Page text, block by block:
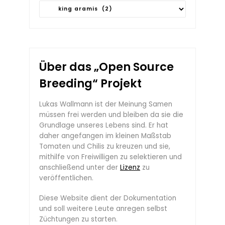
Kategorien
Über das „Open Source
Breeding“ Projekt
Lukas Wallmann ist der Meinung Samen
müssen frei werden und bleiben da sie die
Grundlage unseres Lebens sind. Er hat
daher angefangen im kleinen Maßstab
Tomaten und Chilis zu kreuzen und sie,
mithilfe von Freiwilligen zu selektieren und
anschließend unter derLizenz zu
veröffentlichen.
Diese Website dient der Dokumentation
und soll weitere Leute anregen selbst
Züchtungen zu starten.